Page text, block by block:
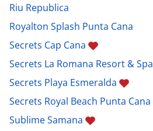
Riu Republica
Royalton Splash Punta Cana
Secrets Cap Cana
Secrets La Romana Resort & Spa
Secrets Playa Esmeralda
Secrets Royal Beach Punta Cana
Sublime Samana